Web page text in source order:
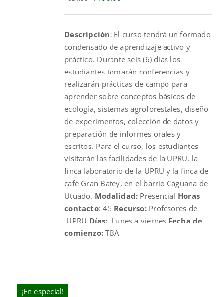
$631.00.$400.00.
Descripción:El curso tendrá un formado
condensado de aprendizaje activo y
práctico. Durante seis (6) días los
estudiantes tomarán conferencias y
realizarán prácticas de campo para
aprender sobre conceptos básicos de
ecología, sistemas agroforestales, diseño
de experimentos, colección de datos y
preparación de informes orales y
escritos. Para el curso, los estudiantes
visitarán las facilidades de la UPRU, la
finca laboratorio de la UPRU y la finca de
café Gran Batey, en el barrio Caguana de
Utuado. Modalidad: Presencial Horas
contacto: 45 Recurso: Profesores de
UPRU Días: Lunes a viernes Fecha de
comienzo: TBA
¡En especial!